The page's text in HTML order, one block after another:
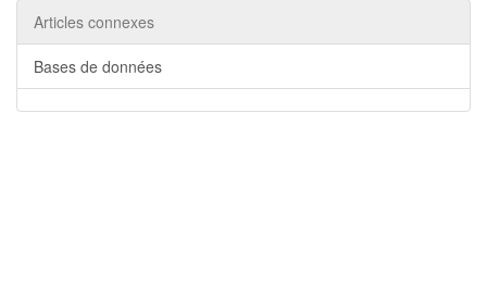
Articles connexes
Bases de données